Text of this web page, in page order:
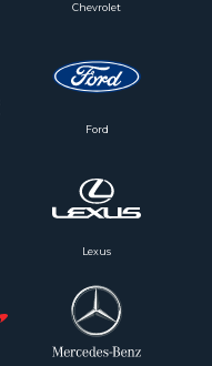
Chevrolet
Lexus
Ford